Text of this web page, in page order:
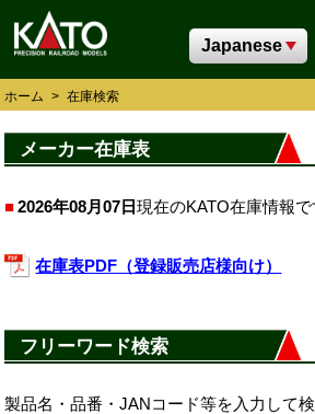
ホーム > 在庫検索
メーカー在庫表
2026年08月07日現在のKATO在庫情報で
在庫表PDF（登録販売店様向け）
フリーワード検索
製品名・品番・JANコード等を入力して